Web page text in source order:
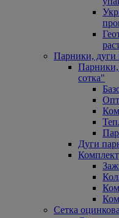
Парники, дуги
сотка"
Дуги
Сетка